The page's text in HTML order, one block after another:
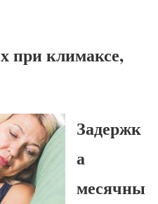
при климаксе,
Задержк
а
месячны